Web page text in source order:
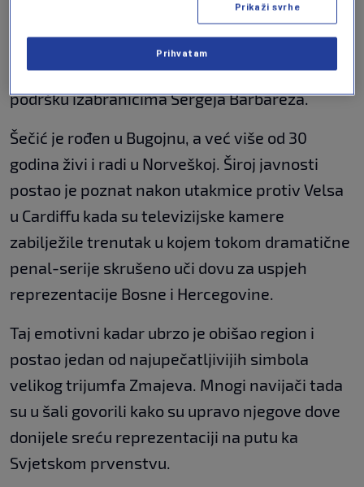
Popularni "dedo Elvedin" doputovao je u Los
Angeles kako bi još jednom bio uz
reprezentaciju Bosne i Hercegovine i pružio
podršku izabranicima Sergeja Barbareza.
Šečić je rođen u Bugojnu, a već više od 30
godina živi i radi u Norveškoj. Široj javnosti
postao je poznat nakon utakmice protiv Velsa
u Cardiffu kada su televizijske kamere
zabilježile trenutak u kojem tokom dramatične
penal-serije skrušeno uči dovu za uspjeh
reprezentacije Bosne i Hercegovine.
Taj emotivni kadar ubrzo je obišao region i
postao jedan od najupečatljivijih simbola
velikog trijumfa Zmajeva. Mnogi navijači tada
su u šali govorili kako su upravo njegove dove
donijele sreću reprezentaciji na putu ka
Svjetskom prvenstvu.
Prikaži svrhe
Prihvatam